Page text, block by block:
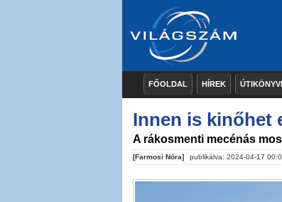
FŐOLDAL HÍREK
Innen is kinőhet
A rákosmenti mecénás
[Farmosi Nóra] publikálva: 2024-04-17